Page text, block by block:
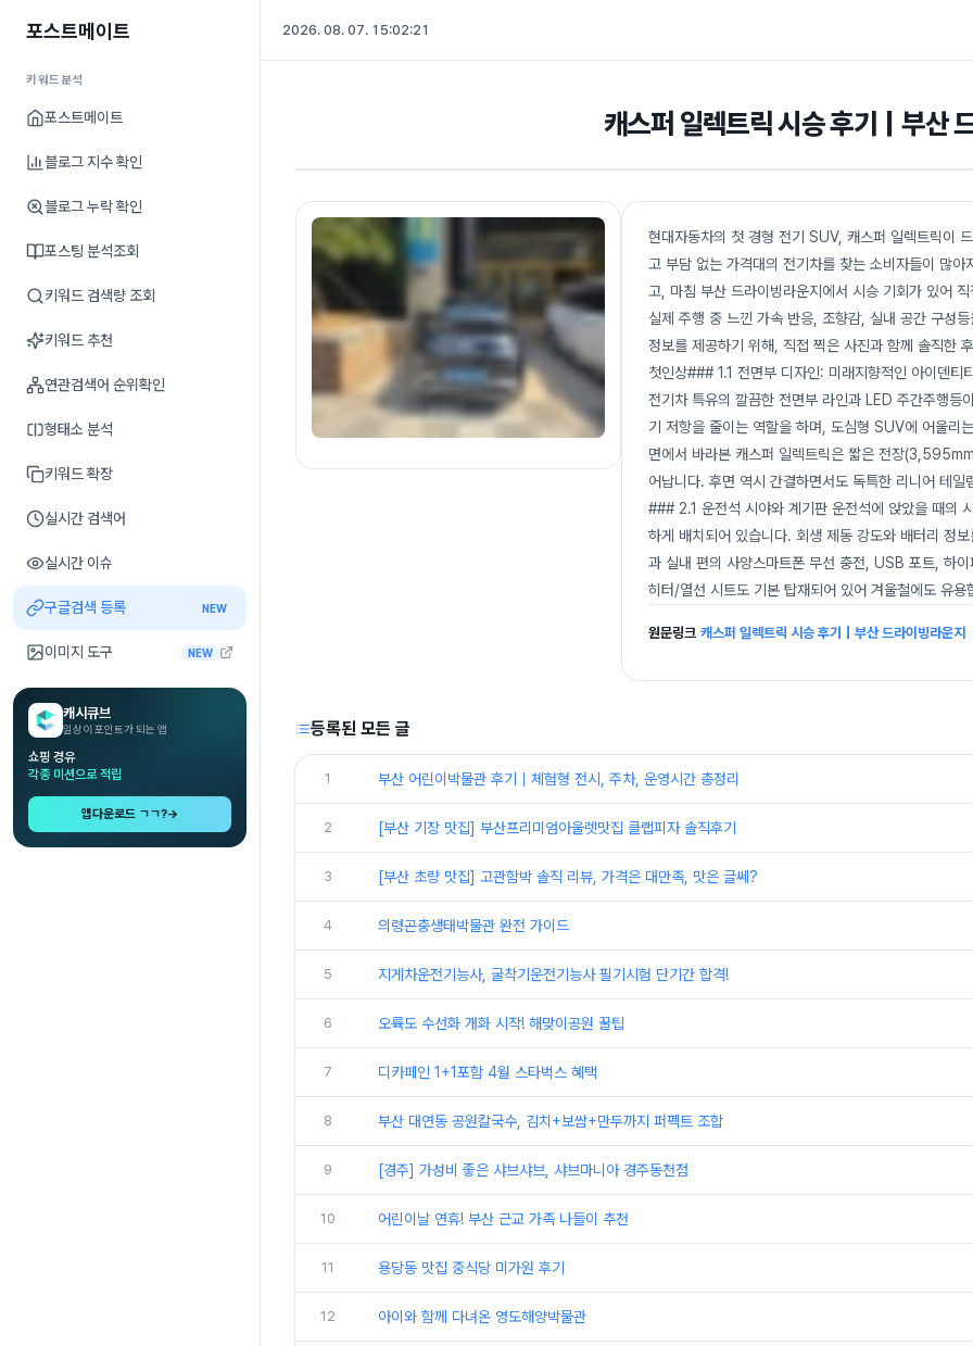
포스트메이트
키워드분석
포스트메이트
블로그 지수 확인
블로그 누락 확인
포스팅 분석조회
키워드 검색량 조회
키워드 추천
연관검색어 순위확인
형태소 분석
키워드 확장
실시간 검색어
실시간 이슈
구글검색 등록 NEW
이미지 도구 NEW
캐시큐브
일상이 포인트가 되는 앱
쇼핑 경유
각종 미션으로 적립
앱다운로드 ㄱㄱ?→
2026. 08. 07. 15:02:22
캐스퍼 일렉트릭 시승 후기｜부산
현대자동차의 첫 경형 전기 SUV, 캐스퍼 일렉트릭이
고 부담 없는 가격대의 전기차를 찾는 소비자들이 많
고, 마침 부산 드라이빙라운지에서 시승 기회가 있어
실제 주행 중 느낀 가속 반응, 조향감, 실내 공간 구성
정보를 제공하기 위해, 직접 찍은 사진과 함께 솔직한
첫인상### 1.1 전면부 디자인: 미래지향적인 아이덴
전기차 특유의 깔끔한 전면부 라인과 LED 주간주행등
기 저항을 줄이는 역할을 하며, 도심형 SUV에 어울
면에서 바라본 캐스퍼 일렉트릭은 짧은 전장
어납니다. 후면 역시 간결하면서도 독특한 리니어 테
### 2.1 운전석 시야와 계기판 운전석에 앉았을 때의
하게 배치되어 있습니다. 회생 제동 강도와 배터리 정
과 실내 편의 사양스마트폰 무선 충전, USB 포트, 하
히터/열선 시트도 기본 탑재되어 있어 겨울철에도 유
원문링크 캐스퍼 일렉트릭 시승 후기｜부산 드라이빙라운지
등록된 모든 글
1 부산 어린이박물관 후기｜체험형 전시, 주차, 운영시간 총정리
2 [부산 기장 맛집] 부산프리미엄아울렛맛집 클랩피자 솔직후기
3 [부산 초량 맛집] 고관함박 솔직 리뷰, 가격은 대만족, 맛은 글쎄?
4 의령곤충생태박물관 완전 가이드
5 지게차운전기능사, 굴착기운전기능사 필기시험 단기간 합격!
6 오륙도 수선화 개화 시작! 해맞이공원 꿀팁
7 디카페인 1+1포함 4월 스타벅스 혜택
8 부산 대연동 공원칼국수, 김치+보쌈+만두까지 퍼펙트 조합
9 [경주] 가성비 좋은 샤브샤브, 샤브마니아 경주동천점
10 어린이날 연휴! 부산 근교 가족 나들이 추천
11 용당동 맛집 중식당 미가원 후기
12 아이와 함께 다녀온 영도해양박물관